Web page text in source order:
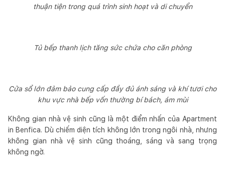
thuận tiện trong quá trình sinh hoạt và di chuyển
Tủ bếp thanh lịch tăng sức chứa cho căn phòng
Cửa sổ lớn đảm bảo cung cấp đầy đủ ánh sáng và khí tươi cho
khu vực nhà bếp vốn thường bí bách, ám mùi
Không gian nhà vệ sinh cũng là một điểm nhấn của Apartment
in Benfica. Dù chiếm diện tích không lớn trong ngôi nhà, nhưng
không gian nhà vệ sinh cũng thoáng, sáng và sang trọng
không ngờ.